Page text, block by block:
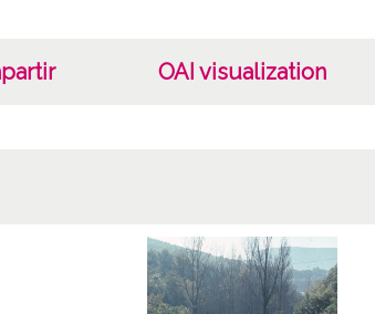
OAI visualization